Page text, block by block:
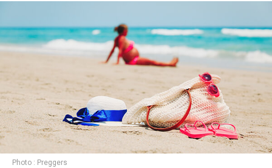
Photo : Preggers